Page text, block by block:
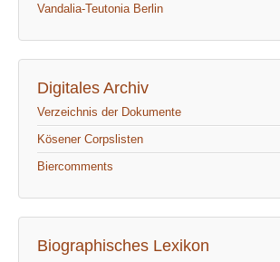
Vandalia-Teutonia Berlin
Digitales Archiv
Verzeichnis der Dokumente
Kösener Corpslisten
Biercomments
Biographisches Lexikon